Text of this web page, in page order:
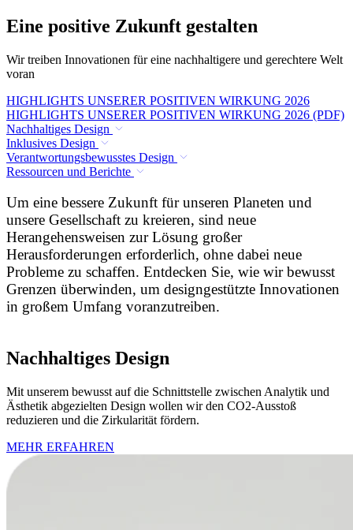
Eine positive Zukunft gestalten
Wir treiben Innovationen für eine nachhaltigere und gerechtere Welt
voran
HIGHLIGHTS UNSERER POSITIVEN WIRKUNG 2026
HIGHLIGHTS UNSERER POSITIVEN WIRKUNG 2026 (PDF)
Nachhaltiges Design
Inklusives Design
Verantwortungsbewusstes Design
Ressourcen und Berichte
Um eine bessere Zukunft für unseren Planeten und
unsere Gesellschaft zu kreieren, sind neue
Herangehensweisen zur Lösung großer
Herausforderungen erforderlich, ohne dabei neue
Probleme zu schaffen. Entdecken Sie, wie wir bewusst
Grenzen überwinden, um designgestützte Innovationen
in großem Umfang voranzutreiben.
Nachhaltiges Design
Mit unserem bewusst auf die Schnittstelle zwischen Analytik und
Ästhetik abgezielten Design wollen wir den CO2-Ausstoß
reduzieren und die Zirkularität fördern.
MEHR ERFAHREN